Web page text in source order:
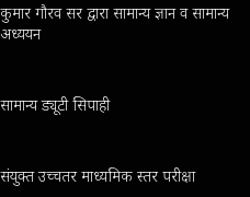
कुमार गौरव सर द्वारा सामान्य ज्ञान व सामान्य
अध्ययन
सामान्य ड्यूटी सिपाही
संयुक्त उच्चतर माध्यमिक स्तर परीक्षा